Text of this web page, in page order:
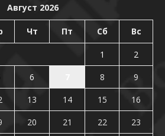
Август 2026
Чт Пт Сб Вс
1
2
6 8
9
13 14 15
16
20 21 22
23